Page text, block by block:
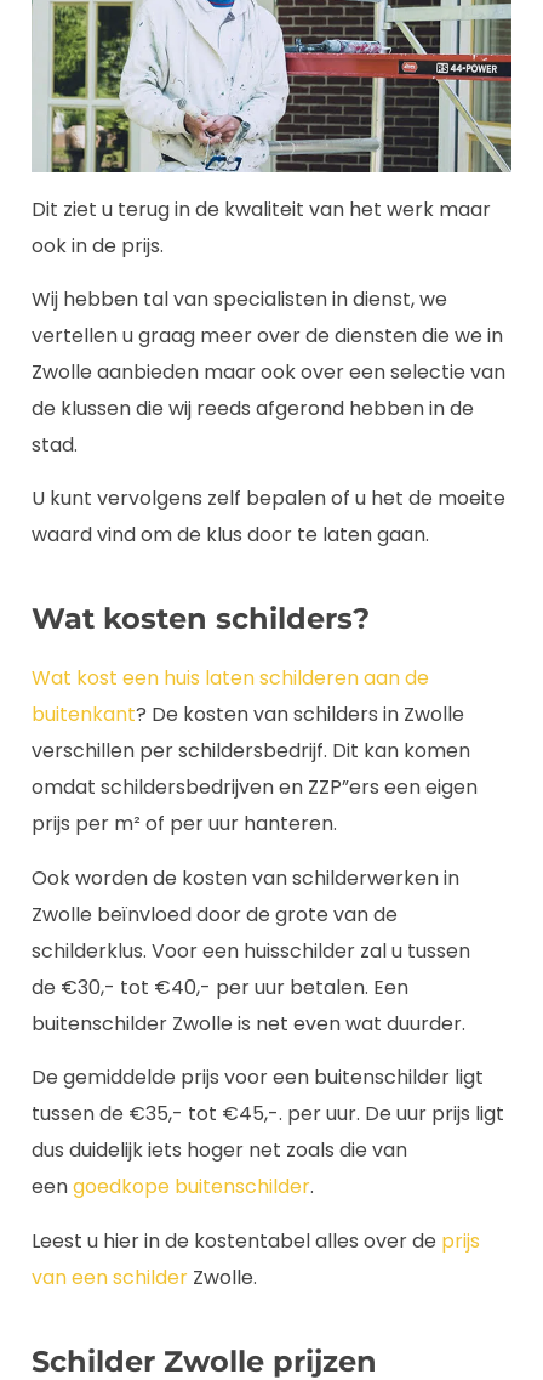
Dit ziet u terug in de kwaliteit van het werk maar
ook in de prijs.
Wij hebben tal van specialisten in dienst, we
vertellen u graag meer over de diensten die we in
Zwolle aanbieden maar ook over een selectie van
de klussen die wij reeds afgerond hebben in de
stad.
U kunt vervolgens zelf bepalen of u het de moeite
waard vind om de klus door te laten gaan.
Wat kosten schilders?
Wat kost een huis laten schilderen aan de
buitenkant? De kosten van schilders in Zwolle
verschillen per schildersbedrijf. Dit kan komen
omdat schildersbedrijven en ZZP”ers een eigen
prijs per m² of per uur hanteren.
Ook worden de kosten van schilderwerken in
Zwolle beïnvloed door de grote van de
schilderklus. Voor een huisschilder zal u tussen
de €30,- tot €40,- per uur betalen. Een
buitenschilder Zwolle is net even wat duurder.
De gemiddelde prijs voor een buitenschilder ligt
tussen de €35,- tot €45,-. per uur. De uur prijs ligt
dus duidelijk iets hoger net zoals die van
eengoedkope buitenschilder.
Leest u hier in de kostentabel alles over de prijs
van een schilder Zwolle.
Schilder Zwolle prijzen